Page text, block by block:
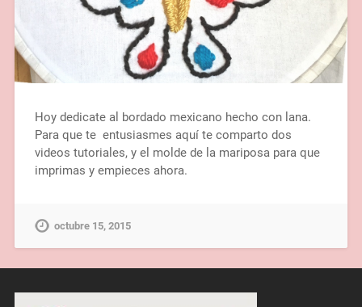
Hoy dedicate al bordado mexicano hecho con lana.
Para que te entusiasmes aquí te comparto dos
videos tutoriales, y el molde de la mariposa para que
imprimas y empieces ahora.
octubre 15, 2015